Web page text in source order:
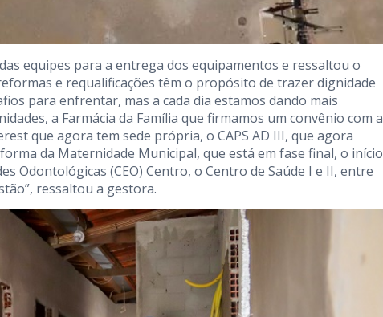
equipes para a entrega dos equipamentos e ressaltou o
e requalificações têm o propósito de trazer dignidade
para enfrentar, mas a cada dia estamos dando mais
a Farmácia da Família que firmamos um convênio com a
que agora tem sede própria, o CAPS AD III, que agora
da Maternidade Municipal, que está em fase final, o início
Odontológicas (CEO) Centro, o Centro de Saúde I e II, entre
ressaltou a gestora.